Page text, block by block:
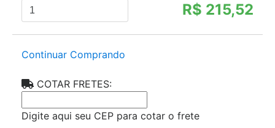
R$ 215,52
Continuar Comprando
COTAR FRETES:
Digite aqui seu CEP para cotar o frete